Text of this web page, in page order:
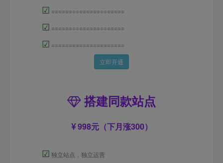
☑ =====================
☑ =====================
☑ =====================
立即开通
搭建同款站点
998元（下月涨300）
☑ 独立站点，独立运营